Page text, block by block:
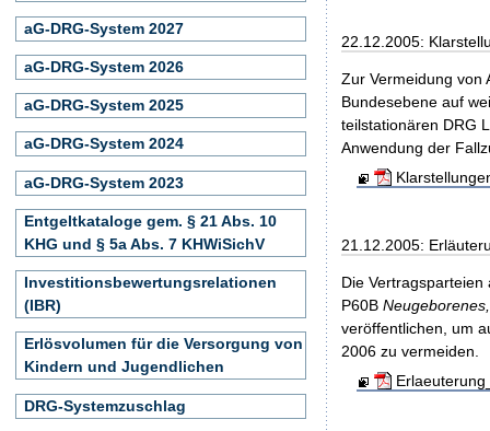
22.12.2005:
Zur Vermeidung von
Bundesebene auf
teilstationären DRG
Anwendung der
21.12.2005:
Die
P60B
veröffentlichen, um
2006 zu vermeiden.
aG-DRG-System 2027
aG-DRG-System 2026
aG-DRG-System 2025
aG-DRG-System 2024
aG-DRG-System 2023
Entgeltkataloge gem. § 21 Abs. 10
KHG und § 5a Abs. 7 KHWiSichV
Investitionsbewertungsrelationen
(IBR)
Erlösvolumen für die Versorgung von
Kindern und Jugendlichen
DRG-Systemzuschlag